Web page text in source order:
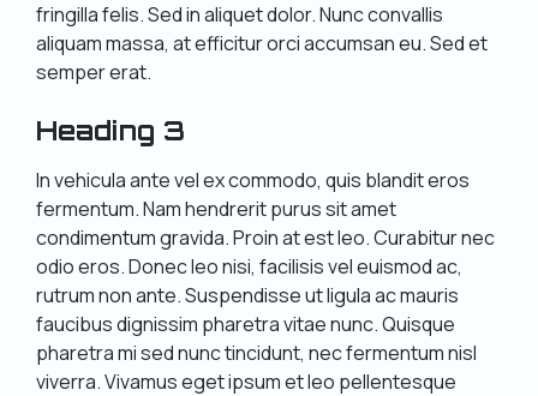
fringilla felis. Sed in aliquet dolor. Nunc convallis
aliquam massa, at efficitur orci accumsan eu. Sed et
semper erat.
Heading 3
In vehicula ante vel ex commodo, quis blandit eros
fermentum. Nam hendrerit purus sit amet
condimentum gravida. Proin at est leo. Curabitur nec
odio eros. Donec leo nisi, facilisis vel euismod ac,
rutrum non ante. Suspendisse ut ligula ac mauris
faucibus dignissim pharetra vitae nunc. Quisque
pharetra mi sed nunc tincidunt, nec fermentum nisl
viverra. Vivamus eget ipsum et leo pellentesque